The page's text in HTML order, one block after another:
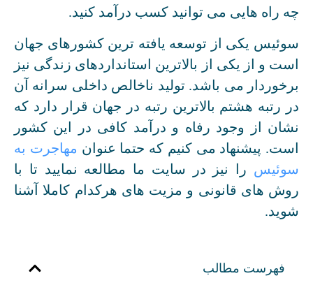
چه راه هایی می توانید کسب درآمد کنید.
سوئیس یکی از توسعه یافته ترین کشورهای جهان
است و از یکی از بالاترین استانداردهای زندگی نیز
برخوردار می باشد. تولید ناخالص داخلی سرانه آن
در رتبه هشتم بالاترین رتبه در جهان قرار دارد که
نشان از وجود رفاه و درآمد کافی در این کشور
است. پیشنهاد می کنیم که حتما عنوان مهاجرت به
سوئیس را نیز در سایت ما مطالعه نمایید تا با
روش های قانونی و مزیت های هرکدام کاملا آشنا
شوید.
فهرست مطالب